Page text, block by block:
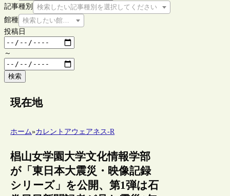
記事種別
検索したい記事種別を選択してください
館種 検索したい館種を選択してください
投稿日
～
検索
現在地
ホーム»カレントアウェアネス-R
椙山女学園大学文化情報学部
が「東日本大震災・映像記録
シリーズ」を公開、第1弾は石